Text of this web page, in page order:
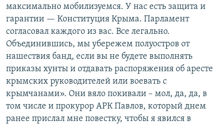
максимально мобилизуемся. У нас есть защита и
гарантии — Конституция Крыма. Парламент
согласовал каждого из вас. Все легально.
Объединившись, мы убережем полуостров от
нашествия банд, если вы не будете выполнять
приказы хунты и отдавать распоряжения об аресте
крымских руководителей или воевать с
крымчанами». Они вяло покивали – мол, да, да, в
том числе и прокурор АРК Павлов, который днем
ранее прислал мне повестку, чтобы я явился в